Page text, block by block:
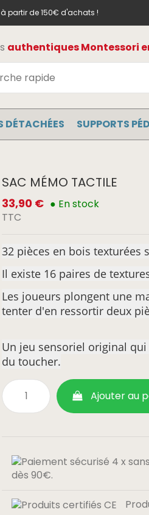
à partir de 150€ d'achats !
authentiques Montessori
DÉTACHÉES SUPPORTS
SAC MÉMO TACTILE
33,90 € ● En stock
TTC
32 pièces en bois texturées
Il existe 16 paires de
Les joueurs plongent une
tenter d'en ressortir deux
Un jeu sensoriel original
du toucher.
Ajouter au
dès 90€.